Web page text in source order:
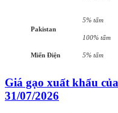
Pakistan
5% tấm
100% tấm
Miến Điện 5% tấm
Giá gạo xuất khẩu
31/07/2026